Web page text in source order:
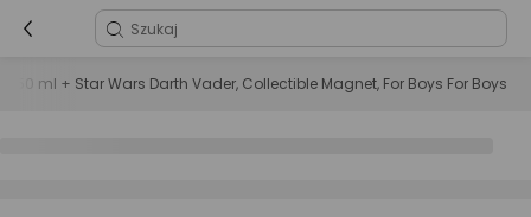
50 ml + Star Wars Darth Vader, Collectible Magnet, For Boys For Boys